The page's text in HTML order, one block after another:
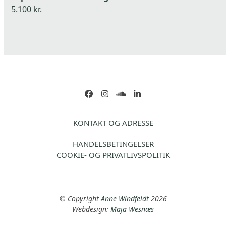
5.100 kr.
Facebook
Instagram
soundcloud
LinkedIn
KONTAKT OG ADRESSE
HANDELSBETINGELSER
COOKIE- OG PRIVATLIVSPOLITIK
© Copyright Anne Windfeldt2026
Webdesign: Maja Wesnæs